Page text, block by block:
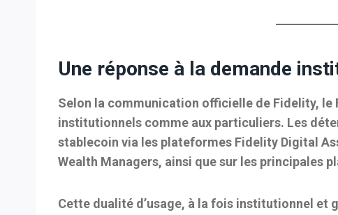
Une réponse à la demande
Selon la communication officielle de Fidelity, le
institutionnels comme aux particuliers. Les
stablecoin via les plateformes Fidelity Digital
Wealth Managers, ainsi que sur les principales
Cette dualité d’usage, à la fois institutionnel et